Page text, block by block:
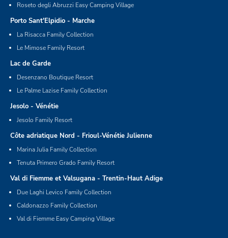
Roseto degli Abruzzi Easy Camping Village
Porto Sant'Elpidio - Marche
La Risacca Family Collection
Le Mimose Family Resort
Lac de Garde
Desenzano Boutique Resort
Le Palme Lazise Family Collection
Jesolo - Vénétie
Jesolo Family Resort
Côte adriatique Nord - Frioul-Vénétie Julienne
Marina Julia Family Collection
Tenuta Primero Grado Family Resort
Val di Fiemme et Valsugana - Trentin-Haut Adige
Due Laghi Levico Family Collection
Caldonazzo Family Collection
Val di Fiemme Easy Camping Village